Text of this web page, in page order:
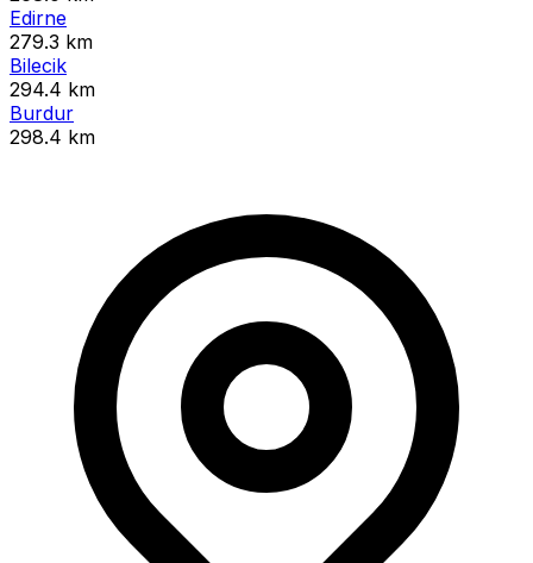
Edirne
279.3 km
Bilecik
294.4 km
Burdur
298.4 km